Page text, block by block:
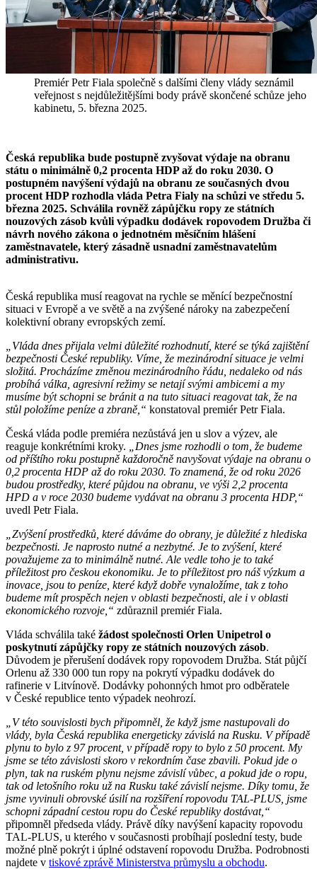
Premiér Petr Fiala společně s dalšími členy vlády seznámil
veřejnost s nejdůležitějšími body právě skončené schůze jeho
kabinetu, 5. března 2025.
Česká republika bude postupně zvyšovat výdaje na obranu
státu o minimálně 0,2 procenta HDP až do roku 2030. O
postupném navýšení výdajů na obranu ze současných dvou
procent HDP rozhodla vláda Petra Fialy na schůzi ve středu 5.
března 2025. Schválila rovněž zápůjčku ropy ze státních
nouzových zásob kvůli výpadku dodávek ropovodem Družba či
návrh nového zákona o jednotném měsíčním hlášení
zaměstnavatele, který zásadně usnadní zaměstnavatelům
administrativu.
Česká republika musí reagovat na rychle se měnící bezpečnostní
situaci v Evropě a ve světě a na zvýšené nároky na zabezpečení
kolektivní obrany evropských zemí.
„Vláda dnes přijala velmi důležité rozhodnutí, které se týká zajištění
bezpečnosti České republiky. Víme, že mezinárodní situace je velmi
složitá. Procházíme změnou mezinárodního řádu, nedaleko od nás
probíhá válka, agresivní režimy se netají svými ambicemi a my
musíme být schopni se bránit a na tuto situaci reagovat tak, že na
stůl položíme peníze a zbraně,“ konstatoval premiér Petr Fiala.
Česká vláda podle premiéra nezůstává jen u slov a výzev, ale
reaguje konkrétními kroky.
„Dnes jsme rozhodli o tom, že budeme
od příštího roku postupně každoročně navyšovat výdaje na obranu o
0,2 procenta HDP až do roku 2030. To znamená, že od roku 2026
budou prostředky, které půjdou na obranu, ve výši 2,2 procenta
HPD a v roce 2030 budeme vydávat na obranu 3 procenta HDP,“
uvedl Petr Fiala.
„Zvýšení prostředků, které dáváme do obrany, je důležité z hlediska
bezpečnosti. Je naprosto nutné a nezbytné. Je to zvýšení, které
považujeme za to minimálně nutné. Ale vedle toho je to také
příležitost pro českou ekonomiku. Je to příležitost pro náš výzkum a
inovace, jsou to peníze, které když dobře vynaložíme, tak z toho
budeme mít prospěch nejen v oblasti bezpečnosti, ale i v oblasti
ekonomického rozvoje,“ zdůraznil premiér Fiala.
Vláda schválila také žádost společnosti Orlen Unipetrol o
poskytnutí zápůjčky ropy ze státních nouzových zásob.
Důvodem je přerušení dodávek ropy ropovodem Družba. Stát půjčí
Orlenu až 330 000 tun ropy na pokrytí výpadku dodávek do
rafinerie v Litvínově. Dodávky pohonných hmot pro odběratele
v České republice tento výpadek neohrozí.
„V této souvislosti bych připomněl, že když jsme nastupovali do
vlády, byla Česká republika energeticky závislá na Rusku. V případě
plynu to bylo z 97 procent, v případě ropy to bylo z 50 procent. My
jsme se této závislosti skoro v rekordním čase zbavili. Pokud jde o
plyn, tak na ruském plynu nejsme závislí vůbec, a pokud jde o ropu,
tak od letošního roku už na Rusku také závislí nejsme. Díky tomu, že
jsme vyvinuli obrovské úsilí na rozšíření ropovodu TAL-PLUS, jsme
schopni západní cestou ropu do České republiky dostávat,“
připomněl předseda vlády. Právě díky navýšení kapacity ropovodu
TAL-PLUS, u kterého v současnosti probíhají poslední testy, bude
možné plně pokrýt i úplné odstavení ropovodu Družba. Podrobnosti
najdete v tiskové zprávě Ministerstva průmyslu a obchodu.